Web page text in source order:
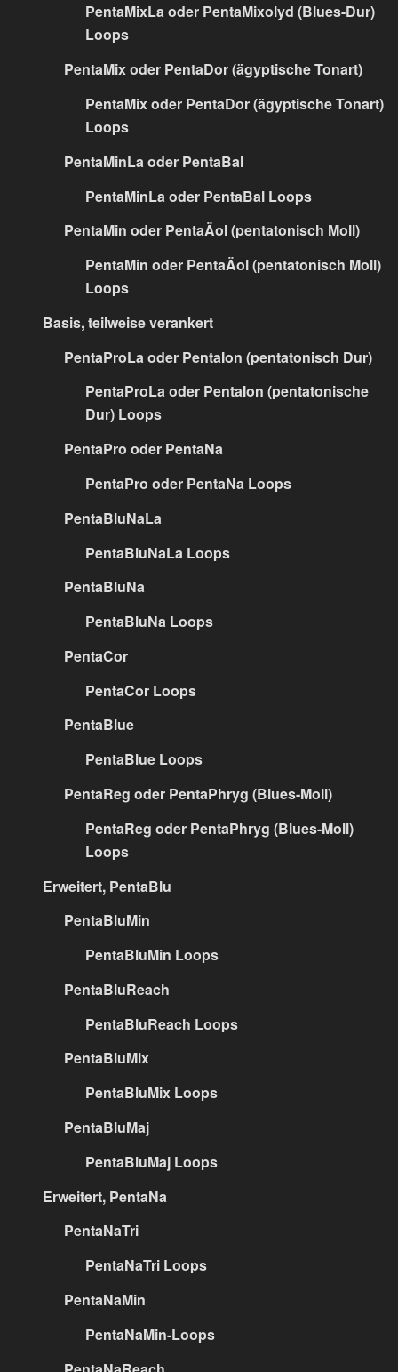
PentaMixLa oder PentaMixolyd (Blues-Dur)
Loops
PentaMix oder PentaDor (ägyptische Tonart)
PentaMix oder PentaDor (ägyptische Tonart)
Loops
PentaMinLa oder PentaBal
PentaMinLa oder PentaBal Loops
PentaMin oder PentaÄol (pentatonisch Moll)
PentaMin oder PentaÄol (pentatonisch Moll)
Loops
Basis, teilweise verankert
PentaProLa oder PentaIon (pentatonisch Dur)
PentaProLa oder PentaIon (pentatonische
Dur) Loops
PentaPro oder PentaNa
PentaPro oder PentaNa Loops
PentaBluNaLa
PentaBluNaLa Loops
PentaBluNa
PentaBluNa Loops
PentaCor
PentaCor Loops
PentaBlue
PentaBlue Loops
PentaReg oder PentaPhryg (Blues-Moll)
PentaReg oder PentaPhryg (Blues-Moll)
Loops
Erweitert, PentaBlu
PentaBluMin
PentaBluMin Loops
PentaBluReach
PentaBluReach Loops
PentaBluMix
PentaBluMix Loops
PentaBluMaj
PentaBluMaj Loops
Erweitert, PentaNa
PentaNaTri
PentaNaTri Loops
PentaNaMin
PentaNaMin-Loops